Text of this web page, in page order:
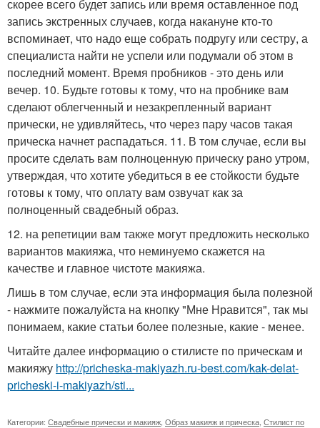
скорее всего будет запись или время оставленное под
запись экстренных случаев, когда накануне кто-то
вспоминает, что надо еще собрать подругу или сестру, а
специалиста найти не успели или подумали об этом в
последний момент. Время пробников - это день или
вечер. 10. Будьте готовы к тому, что на пробнике вам
сделают облегченный и незакрепленный вариант
прически, не удивляйтесь, что через пару часов такая
прическа начнет распадаться. 11. В том случае, если вы
просите сделать вам полноценную прическу рано утром,
утверждая, что хотите убедиться в ее стойкости будьте
готовы к тому, что оплату вам озвучат как за
полноценный свадебный образ.
12. на репетиции вам также могут предложить несколько
вариантов макияжа, что неминуемо скажется на
качестве и главное чистоте макияжа.
Лишь в том случае, если эта информация была полезной
- нажмите пожалуйста на кнопку "Мне Нравится", так мы
понимаем, какие статьи более полезные, какие - менее.
Читайте далее информацию о стилисте по прическам и
макияжу http://pricheska-makiyazh.ru-best.com/kak-delat-
pricheski-i-makiyazh/sti...
Категории: Свадебные прически и макияж Образ макияж и прическа Стилист по